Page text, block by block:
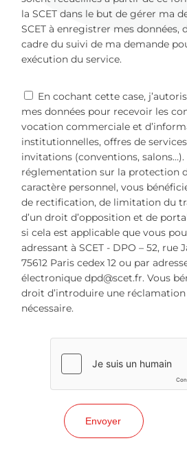
la SCET dans le but de gérer ma
SCET à enregistrer mes données,
cadre du suivi de ma demande
exécution du service.
En cochant cette case,
mes données pour recevoir les
vocation commerciale et
institutionnelles, offres de
invitations (conventions,
réglementation sur la protection
caractère personnel, vous
de rectification, de limitation du
d’un droit d’opposition et de
si cela est applicable que vous
adressant à SCET - DPO – 52, rue
75612 Paris cedex 12 ou par
électronique dpd@scet.fr. Vous
droit d’introduire une réclamation
nécessaire.